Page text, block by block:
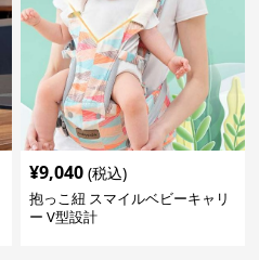
¥9,040 (税込)
抱っこ紐 スマイルベビーキャリ
ー V型設計